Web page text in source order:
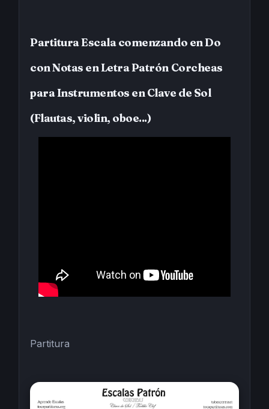
Partitura Escala comenzando en Do
con Notas en Letra Patrón Corcheas
para Instrumentos en Clave de Sol
(Flautas, violin, oboe...)
Partitura